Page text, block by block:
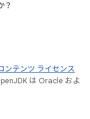
？
ンテンツ ライセンス
は Oracle およ